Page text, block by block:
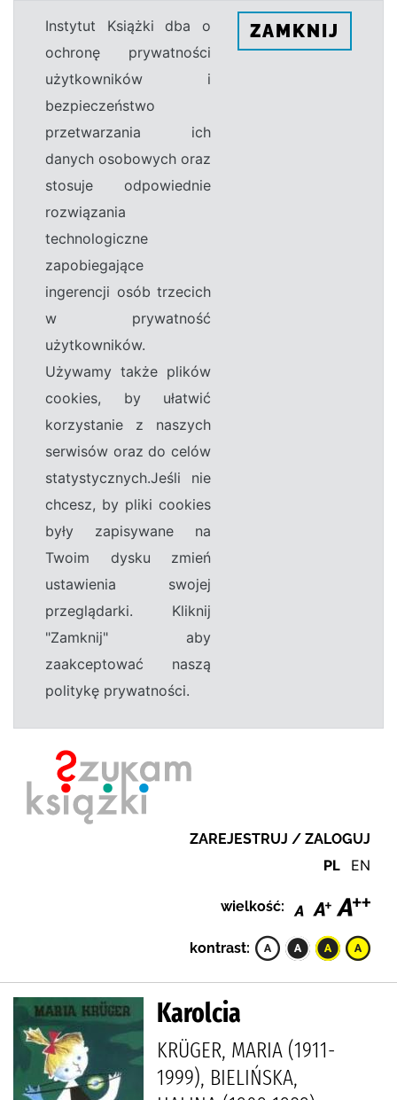
Instytut Książki dba o
ochronę prywatności
użytkowników i
bezpieczeństwo
przetwarzania ich
danych osobowych oraz
stosuje odpowiednie
rozwiązania
technologiczne
zapobiegające
ingerencji osób trzecich
w prywatność
użytkowników.
Używamy także plików
cookies, by ułatwić
korzystanie z naszych
serwisów oraz do celów
statystycznych.Jeśli nie
chcesz, by pliki cookies
były zapisywane na
Twoim dysku zmień
ustawienia swojej
przeglądarki. Kliknij
"Zamknij" aby
zaakceptować naszą
politykę prywatności.
ZAMKNIJ
ZAREJESTRUJ / ZALOGUJ
PL EN
wielkość:
kontrast:
Karolcia
KRÜGER, MARIA (1911-
1999), BIELIŃSKA,